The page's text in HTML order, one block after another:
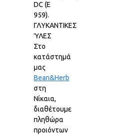
DC (Ε
959).
ΓΛΥΚΑΝΤΙΚΕΣ
ΎΛΕΣ
Στο
κατάστημά
μας
Bean&Herb
στη
Νίκαια,
διαθέτουμε
πληθώρα
προιόντων